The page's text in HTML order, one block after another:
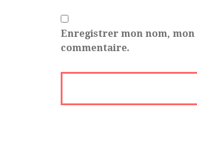
Enregistrer mon nom,
commentaire.